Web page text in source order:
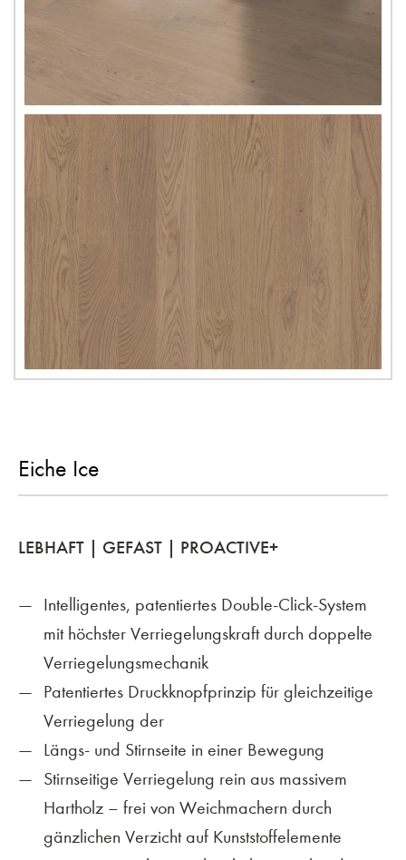
Eiche Ice
LEBHAFT | GEFAST | PROACTIVE+
Intelligentes, patentiertes Double-Click-System
mit höchster Verriegelungskraft durch doppelte
Verriegelungsmechanik
Patentiertes Druckknopfprinzip für gleichzeitige
Verriegelung der
Längs- und Stirnseite in einer Bewegung
Stirnseitige Verriegelung rein aus massivem
Hartholz – frei von Weichmachern durch
gänzlichen Verzicht auf Kunststoffelemente